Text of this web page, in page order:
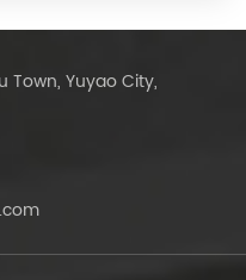
Town, Yuyao City,